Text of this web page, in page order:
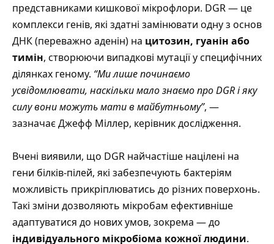
представниками кишкової мікрофлори. DGR — це
комплекси генів, які здатні замінювати одну з основ
ДНК (переважно аденін) на цитозин, гуанін або
тимін, створюючи випадкові мутації у специфічних
ділянках геному. “Ми лише починаємо
усвідомлювати, наскільки мало знаємо про DGR і яку
силу вони можуть мати в майбутньому”, —
зазначає Джефф Міллер, керівник дослідження.
Вчені виявили, що DGR найчастіше націлені на
гени білків-пілей, які забезпечують бактеріям
можливість прикріплюватись до різних поверхонь.
Такі зміни дозволяють мікробам ефективніше
адаптуватися до нових умов, зокрема — до
індивідуального мікробіома кожної людини.